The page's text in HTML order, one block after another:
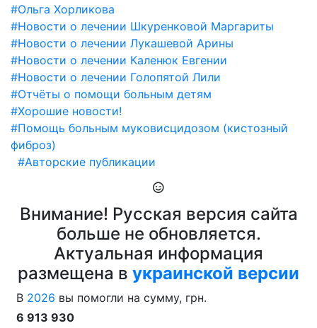
#Ольга Хорликова
#Новости о лечении Шкуренковой Маргариты
#Новости о лечении Лукашевой Арины
#Новости о лечении Каленюк Евгении
#Новости о лечении Голопятой Лили
#Отчёты о помощи больным детям
#Хорошие новости!
#Помощь больным муковисцидозом (кистозный
фиброз)
#Авторские публикации
Внимание! Русская версия сайта
больше не обновляется.
Актуальная информация
размещена в украинской версии
В 2026 вы помогли на сумму, грн.
6 913 930